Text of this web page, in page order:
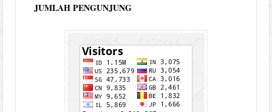
JUMLAH PENGUNJUNG